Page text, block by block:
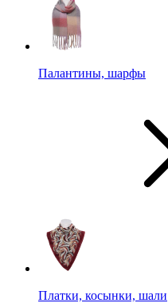
Палантины, шарфы
Платки, косынки, шали